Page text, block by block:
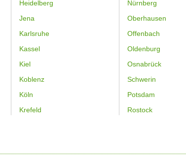
Heidelberg
Jena
Karlsruhe
Kassel
Kiel
Koblenz
Köln
Krefeld
Nürnberg
Oberhausen
Offenbach
Oldenburg
Osnabrück
Schwerin
Potsdam
Rostock